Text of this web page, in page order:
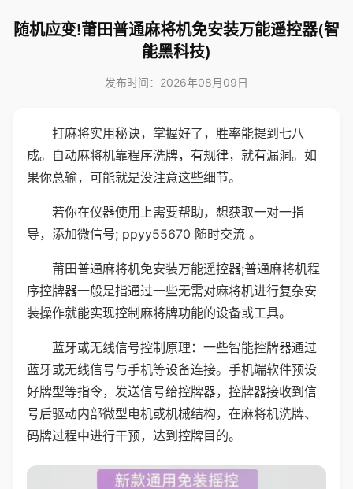
随机应变!莆田普通麻将机免安装万能遥控器(智
能黑科技)
发布时间：2026年08月09日
打麻将实用秘诀，掌握好了，胜率能提到七八
成。自动麻将机靠程序洗牌，有规律，就有漏洞。如
果你总输，可能就是没注意这些细节。
若你在仪器使用上需要帮助，想获取一对一指
导，添加微信号; ppyy55670 随时交流 。
莆田普通麻将机免安装万能遥控器;普通麻将机程
序控牌器一般是指通过一些无需对麻将机进行复杂安
装操作就能实现控制麻将牌功能的设备或工具。
蓝牙或无线信号控制原理：一些智能控牌器通过
蓝牙或无线信号与手机等设备连接。手机端软件预设
好牌型等指令，发送信号给控牌器，控牌器接收到信
号后驱动内部微型电机或机械结构，在麻将机洗牌、
码牌过程中进行干预，达到控牌目的。